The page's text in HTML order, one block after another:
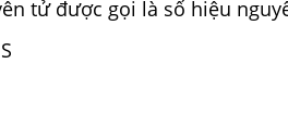
tử được gọi là số hiệu